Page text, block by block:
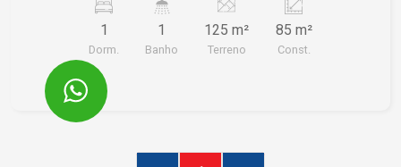
1
Dorm.
1
Banho
125 m²
Terreno
85 m²
Const.